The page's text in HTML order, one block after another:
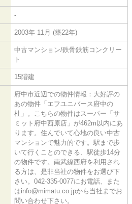
-
2003年 11月 (築22年)
中古マンション/鉄骨鉄筋コンクリー
ト
15階建
府中市近辺での物件情報：大好評の
あの物件「エフユニバース府中の
杜」。こちらの物件はスーパー「サ
ミット府中西原店」が462m以内にあ
ります。住んでいて心地の良い中古
マンションで魅力的です。駅まで歩
いて行くことのできる、駅徒歩14分
の物件です。南武線西府を利用され
る方は、是非当社の物件をお選び下
さい。042-335-0077にお電話、また
はinfo@mimatu.co.jpから当社までお
問い合わせ下さい。